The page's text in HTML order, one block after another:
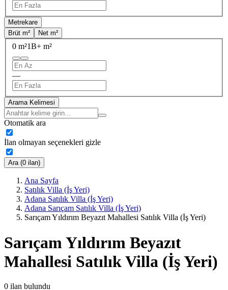
Metrekare
Brüt m²
Net m²
0 m²1B+ m²
—
Arama Kelimesi
Otomatik ara
İlan olmayan seçenekleri gizle
Ara (0 ilan)
Ana Sayfa
Satılık Villa (İş Yeri)
Adana Satılık Villa (İş Yeri)
Adana Sarıçam Satılık Villa (İş Yeri)
Sarıçam Yıldırım Beyazıt Mahallesi Satılık Villa (İş Yeri)
Sarıçam Yıldırım Beyazıt
Mahallesi Satılık Villa (İş Yeri)
0 ilan bulundu